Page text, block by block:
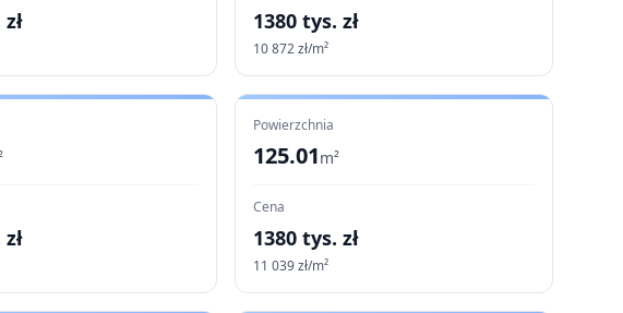
1380 tys. zł
10 872zł/m²
Powierzchnia
125.01m²
Cena
1380 tys. zł
11 039zł/m²